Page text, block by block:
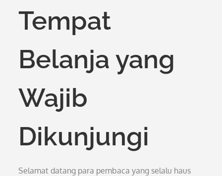
Tempat
Belanja yang
Wajib
Dikunjungi
Selamat datang para pembaca yang selalu haus